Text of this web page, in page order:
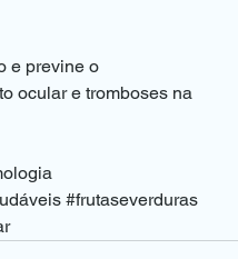
ocular e tromboses na
#frutaseverduras